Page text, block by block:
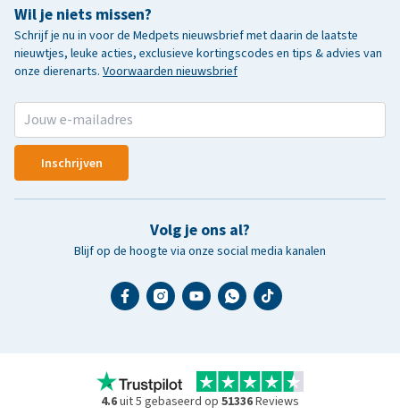
Wil je niets missen?
Schrijf je nu in voor de Medpets nieuwsbrief met daarin de laatste
nieuwtjes, leuke acties, exclusieve kortingscodes en tips & advies van
onze dierenarts. Voorwaarden nieuwsbrief
Inschrijven
Volg je ons al?
Blijf op de hoogte via onze social media kanalen
4.6uit 5 gebaseerd op 51336Reviews